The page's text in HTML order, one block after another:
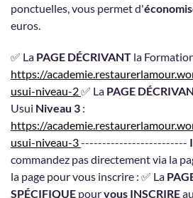
ponctuelles, vous permet d'
euros.
✅ La PAGE DÉCRIVANT la
https://
usui-niveau-2✅ La PAGE
Usui Niveau 3 :
https://
usui-niveau-3-------------------------
commandez pas directement via la
la page pour vous inscrire : ✅ La
SPÉCIFIQUE pourvous INSCRIRE